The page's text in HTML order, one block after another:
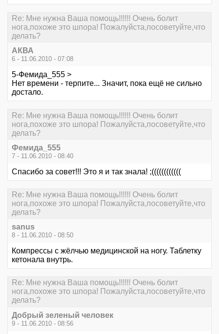
Re: Мне нужна Ваша помощь!!!!!! Очень болит
нога,похоже это шпора! Пожалуйста,посоветуйте,что
делать?
АКВА
6 - 11.06.2010 - 07:08
5-Фемида_555 >
Нет времени - терпите... Значит, пока ещё не сильно
достало.
Re: Мне нужна Ваша помощь!!!!!! Очень болит
нога,похоже это шпора! Пожалуйста,посоветуйте,что
делать?
Фемида_555
7 - 11.06.2010 - 08:40
Спасибо за совет!!! Это я и так знала! ;((((((((((((
Re: Мне нужна Ваша помощь!!!!!! Очень болит
нога,похоже это шпора! Пожалуйста,посоветуйте,что
делать?
sanus
8 - 11.06.2010 - 08:50
Компрессы с жёлчью медицинской на ногу. Таблетку
кетонала внутрь.
Re: Мне нужна Ваша помощь!!!!!! Очень болит
нога,похоже это шпора! Пожалуйста,посоветуйте,что
делать?
Добрый зеленый человек
9 - 11.06.2010 - 08:56